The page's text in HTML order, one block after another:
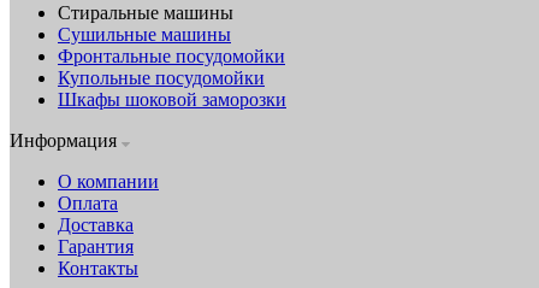
Стиральные машины
Сушильные машины
Фронтальные посудомойки
Купольные посудомойки
Шкафы шоковой заморозки
Информация
О компании
Оплата
Доставка
Гарантия
Контакты